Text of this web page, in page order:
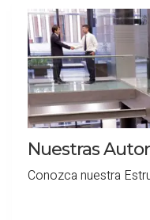
Nuestras
Conozca nuestra